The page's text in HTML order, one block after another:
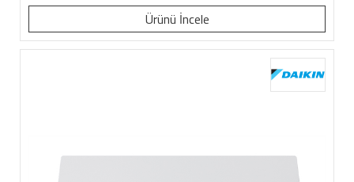
Ürünü İncele